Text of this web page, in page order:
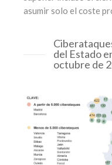
asumir solo el coste
del Estado
octubre de